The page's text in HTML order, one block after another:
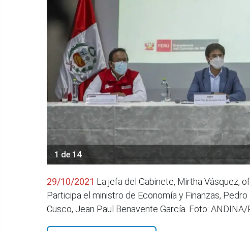
1 de 14
29/10/2021 La jefa del Gabinete, Mirtha Vásquez,
Participa el ministro de Economía y Finanzas,
Cusco, Jean Paul Benavente García. Foto: ANDINA/